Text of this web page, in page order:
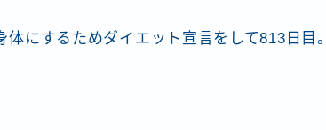
にするためダイエット宣言をして813日目。